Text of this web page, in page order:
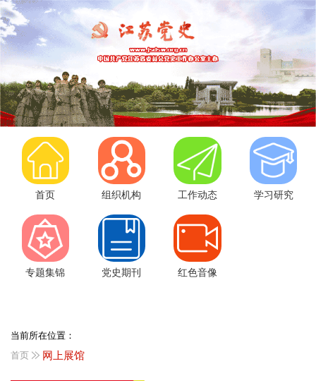
首页 组织机构 工作动态 学习研究
专题集锦 党史期刊 红色音像
当前所在位置：
首页
网上展馆